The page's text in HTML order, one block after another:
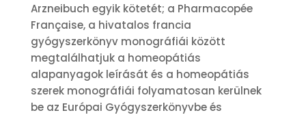
Arzneibuch egyik kötetét; a Pharmacopée
Française, a hivatalos francia
gyógyszerkönyv monográfiái között
megtalálhatjuk a homeopátiás
alapanyagok leírását és a homeopátiás
szerek monográfiái folyamatosan kerülnek
be az Európai Gyógyszerkönyvbe és